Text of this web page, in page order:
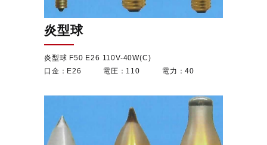
炎型球 F50 E26 110V-40W(C)
炎型球
E26 110 40